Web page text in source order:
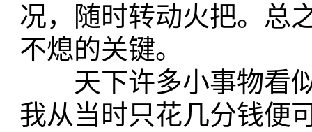
况，随时转动火把。总
不熄的关键。
天下许多小事物看似
我从当时只花几分钱便